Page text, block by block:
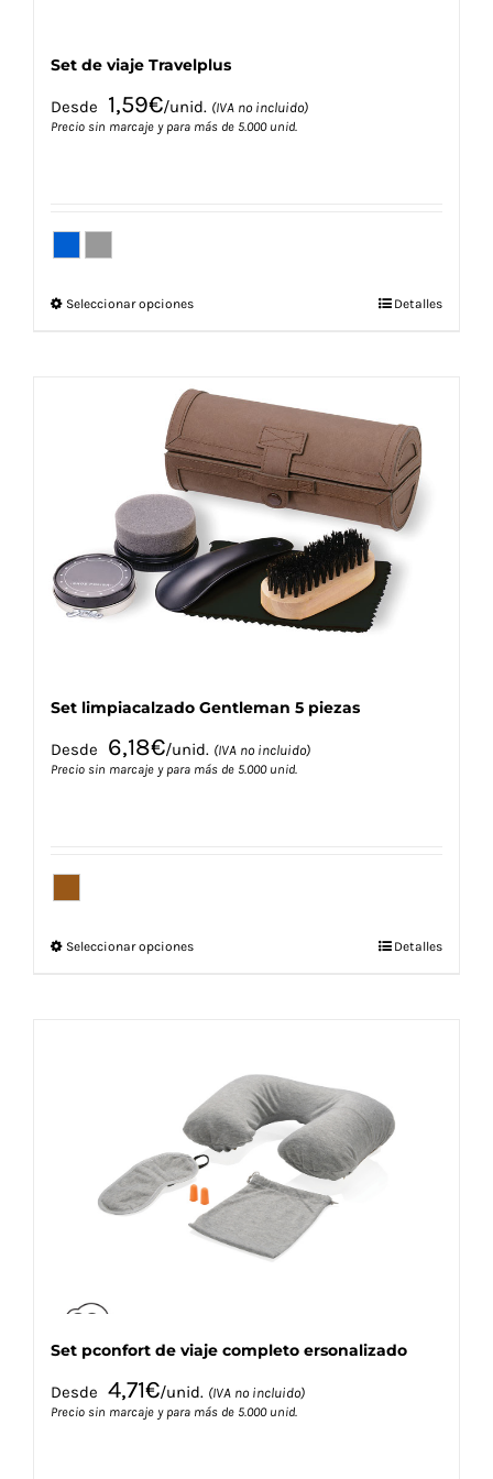
Set de viaje Travelplus
Desde 1,59€/unid. (IVA no incluido)
Precio sin marcaje y para más de 5.000 unid.
Seleccionar opcionesEste
variantes.
opciones
se
pueden
elegir
en
la
página
de
Detalles
Set limpiacalzado Gentleman 5 piezas
Desde 6,18€/unid. (IVA no incluido)
Precio sin marcaje y para más de 5.000 unid.
Seleccionar opcionesEste
opciones
se
pueden
elegir
en
la
página
Detalles
Set pconfort de viaje completo ersonalizado
Desde 4,71€/unid. (IVA no incluido)
Precio sin marcaje y para más de 5.000 unid.